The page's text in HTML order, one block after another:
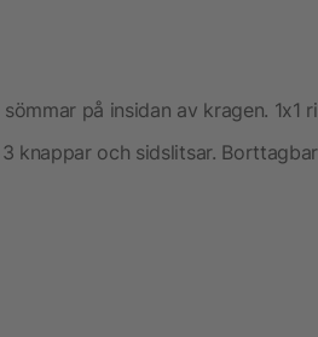
på insidan av kragen. 1x1
knappar och sidslitsar.